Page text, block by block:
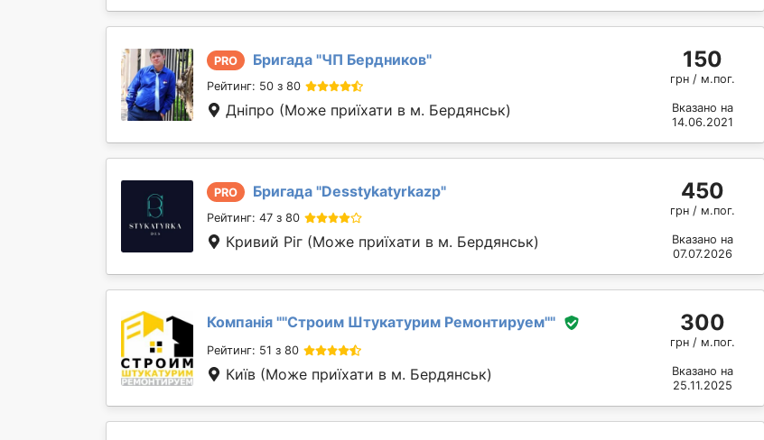
PRO Бригада "ЧП Бердников"
Рейтинг: 50 з 80
Дніпро (Може приїхати в м. Бердянськ)
150
грн / м.пог.
Вказано на
14.06.2021
PRO Бригада "Desstykatyrkazp"
Рейтинг: 47 з 80
Кривий Ріг (Може приїхати в м. Бердянськ)
450
грн / м.пог.
Вказано на
07.07.2026
Компанія "''Строим Штукатурим Ремонтируем''"
Рейтинг: 51 з 80
Київ (Може приїхати в м. Бердянськ)
300
грн / м.пог.
Вказано на
25.11.2025